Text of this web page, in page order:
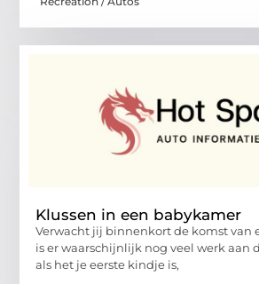
Klussen in een babykamer
Verwacht jij binnenkort de komst van
is er waarschijnlijk nog veel werk aan
als het je eerste kindje is,